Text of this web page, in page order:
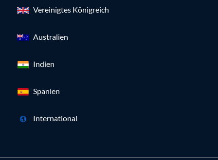
Vereinigtes Königreich
Australien
Indien
Spanien
International